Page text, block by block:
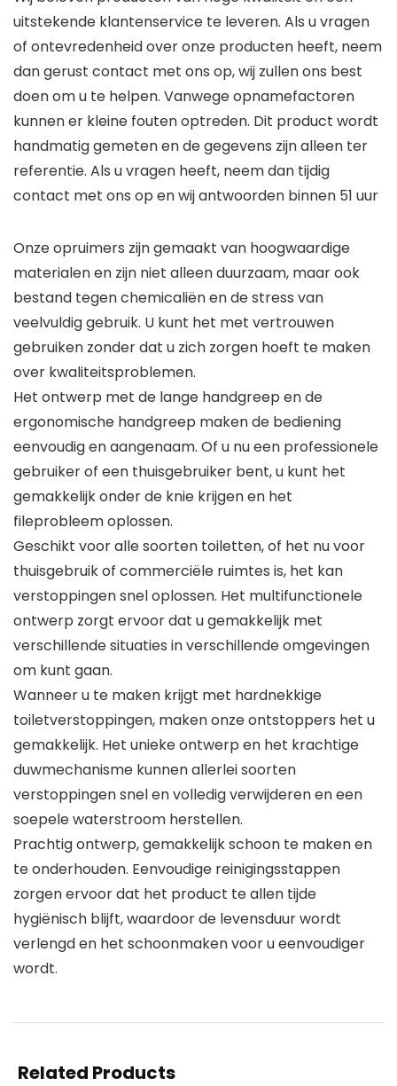
uitstekende klantenservice te leveren. Als u vragen
of ontevredenheid over onze producten heeft, neem
dan gerust contact met ons op, wij zullen ons best
doen om u te helpen. Vanwege opnamefactoren
kunnen er kleine fouten optreden. Dit product wordt
handmatig gemeten en de gegevens zijn alleen ter
referentie. Als u vragen heeft, neem dan tijdig
contact met ons op en wij antwoorden binnen 51 uur
Onze opruimers zijn gemaakt van hoogwaardige
materialen en zijn niet alleen duurzaam, maar ook
bestand tegen chemicaliën en de stress van
veelvuldig gebruik. U kunt het met vertrouwen
gebruiken zonder dat u zich zorgen hoeft te maken
over kwaliteitsproblemen.
Het ontwerp met de lange handgreep en de
ergonomische handgreep maken de bediening
eenvoudig en aangenaam. Of u nu een professionele
gebruiker of een thuisgebruiker bent, u kunt het
gemakkelijk onder de knie krijgen en het
fileprobleem oplossen.
Geschikt voor alle soorten toiletten, of het nu voor
thuisgebruik of commerciële ruimtes is, het kan
verstoppingen snel oplossen. Het multifunctionele
ontwerp zorgt ervoor dat u gemakkelijk met
verschillende situaties in verschillende omgevingen
om kunt gaan.
Wanneer u te maken krijgt met hardnekkige
toiletverstoppingen, maken onze ontstoppers het u
gemakkelijk. Het unieke ontwerp en het krachtige
duwmechanisme kunnen allerlei soorten
verstoppingen snel en volledig verwijderen en een
soepele waterstroom herstellen.
Prachtig ontwerp, gemakkelijk schoon te maken en
te onderhouden. Eenvoudige reinigingsstappen
zorgen ervoor dat het product te allen tijde
hygiënisch blijft, waardoor de levensduur wordt
verlengd en het schoonmaken voor u eenvoudiger
wordt.
Related Products